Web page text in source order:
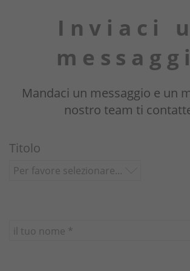
Proprietari
Portale
Inviaci
Mandaci un messaggio e un
nostro team ti
Titolo